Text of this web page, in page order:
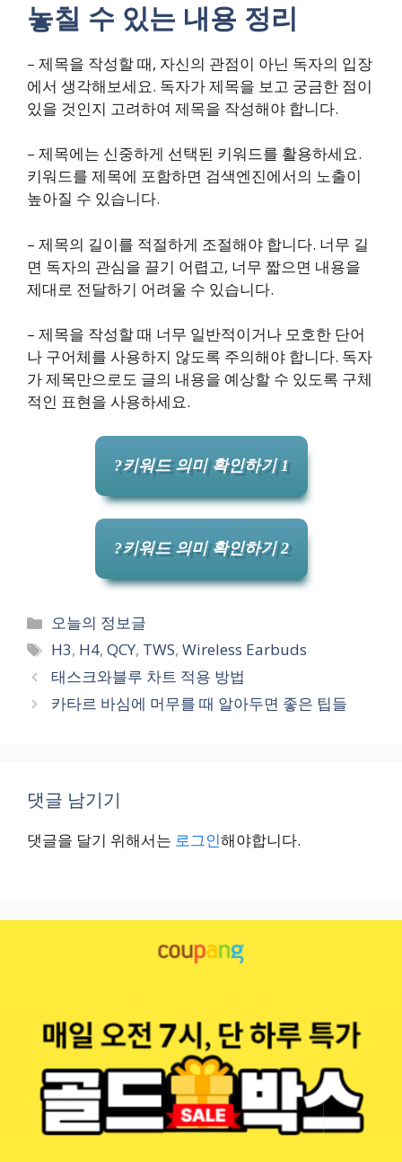
놓칠 수 있는 내용 정리
– 제목을 작성할 때, 자신의 관점이 아닌 독자의 입장
에서 생각해보세요. 독자가 제목을 보고 궁금한 점이
있을 것인지 고려하여 제목을 작성해야 합니다.
– 제목에는 신중하게 선택된 키워드를 활용하세요.
키워드를 제목에 포함하면 검색엔진에서의 노출이
높아질 수 있습니다.
– 제목의 길이를 적절하게 조절해야 합니다. 너무 길
면 독자의 관심을 끌기 어렵고, 너무 짧으면 내용을
제대로 전달하기 어려울 수 있습니다.
– 제목을 작성할 때 너무 일반적이거나 모호한 단어
나 구어체를 사용하지 않도록 주의해야 합니다. 독자
가 제목만으로도 글의 내용을 예상할 수 있도록 구체
적인 표현을 사용하세요.
?키워드 의미 확인하기 1
?키워드 의미 확인하기 2
카
테
리
오늘의 정보글
태
그
H3, H4,QCY, TWS,Wireless Earbuds
태스크와블루 차트 적용 방법
카타르 바심에 머무를 때 알아두면 좋은 팁들
댓글 남기기
댓글을 달기 위해서는 로그인해야합니다.